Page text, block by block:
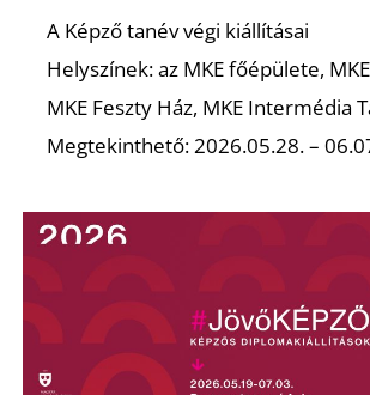
A Képző tanév végi kiállításai
Helyszínek: az MKE főépülete,
MKE Feszty Ház, MKE Intermédia
Megtekinthető: 2026.05.28. –